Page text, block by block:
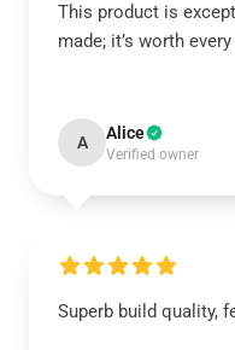
This product is
made; it’s worth
A Alice
Verified owner
Superb build quality,